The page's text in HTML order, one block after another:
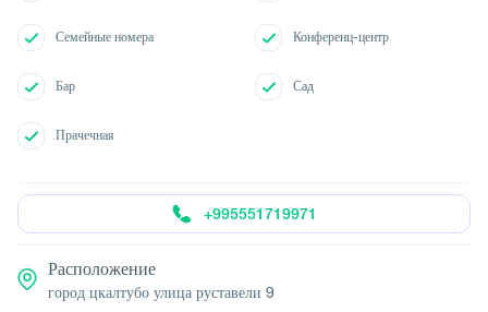
Семейные номера Конференц-центр
Бар Сад
Прачечная
+995551719971
Расположение
город цкалтубо улица руставели 9